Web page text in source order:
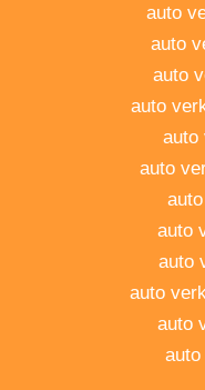
auto
auto
auto
auto
auto
auto
auto
auto
auto
auto